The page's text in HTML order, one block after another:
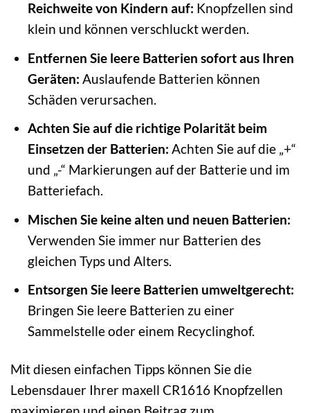
Reichweite von Kindern auf: Knopfzellen sind
klein und können verschluckt werden.
Entfernen Sie leere Batterien sofort aus Ihren
Geräten: Auslaufende Batterien können
Schäden verursachen.
Achten Sie auf die richtige Polarität beim
Einsetzen der Batterien: Achten Sie auf die „+“
und „-“ Markierungen auf der Batterie und im
Batteriefach.
Mischen Sie keine alten und neuen Batterien:
Verwenden Sie immer nur Batterien des
gleichen Typs und Alters.
Entsorgen Sie leere Batterien umweltgerecht:
Bringen Sie leere Batterien zu einer
Sammelstelle oder einem Recyclinghof.
Mit diesen einfachen Tipps können Sie die
Lebensdauer Ihrer maxell CR1616 Knopfzellen